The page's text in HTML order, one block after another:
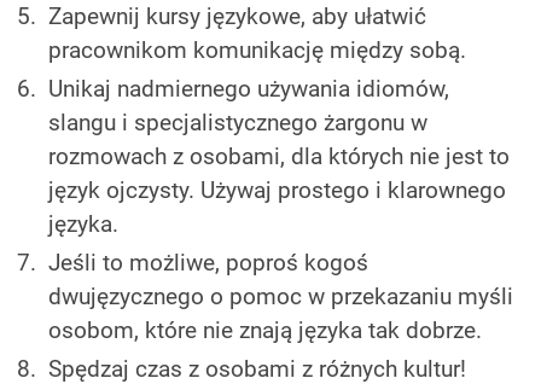
Zapewnij kursy językowe, aby ułatwić
pracownikom komunikację między sobą.
Unikaj nadmiernego używania idiomów,
slangu i specjalistycznego żargonu w
rozmowach z osobami, dla których nie jest to
język ojczysty. Używaj prostego i klarownego
języka.
Jeśli to możliwe, poproś kogoś
dwujęzycznego o pomoc w przekazaniu myśli
osobom, które nie znają języka tak dobrze.
Spędzaj czas z osobami z różnych kultur!